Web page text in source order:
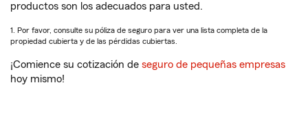
productos son los adecuados para usted.
1. Por favor, consulte su póliza de seguro para ver una lista completa de la
propiedad cubierta y de las pérdidas cubiertas.
¡Comience su cotización de seguro de pequeñas empresas
hoy mismo!